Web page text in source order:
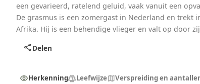
een gevarieerd, ratelend geluid, vaak vanuit een
De grasmus is een zomergast in Nederland en trekt
Afrika. Hij is een behendige vlieger en valt op door
shareDelen
visibilityHerkenningforestLeefwijzemapVerspreiding en